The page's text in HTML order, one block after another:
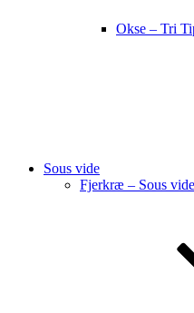
Okse – Tri
Sous vide
Fjerkræ – Sous vide